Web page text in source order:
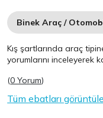
Binek Araç /
Kış şartlarında araç
yorumlarını inceleyerek
(0 Yorum)
Tüm ebatları görüntüle